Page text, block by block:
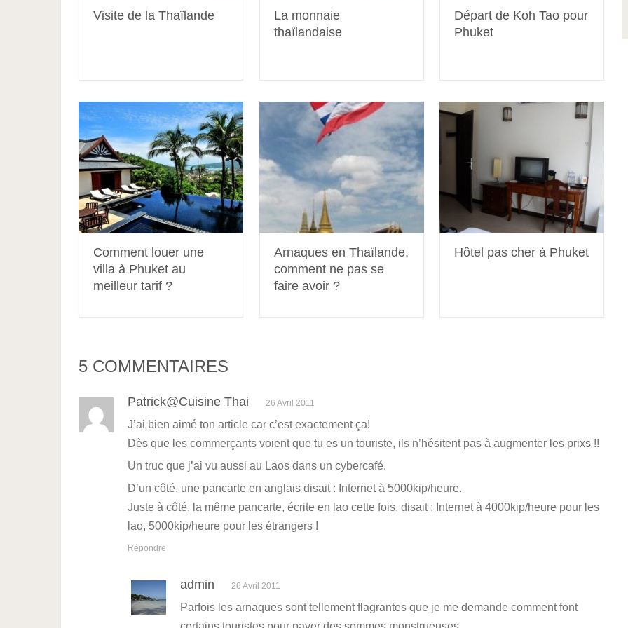
Visite de la Thaïlande
La monnaie
thaïlandaise
Départ de Koh Tao pour
Phuket
Comment louer une
villa à Phuket au
meilleur tarif ?
Arnaques en Thaïlande,
comment ne pas se
faire avoir ?
Hôtel pas cher à Phuket
5 COMMENTAIRES
Patrick@Cuisine Thai 26 Avril 2011
J’ai bien aimé ton article car c’est exactement ça!
Dès que les commerçants voient que tu es un touriste, ils n’hésitent pas à augmenter les prixs !!
Un truc que j’ai vu aussi au Laos dans un cybercafé.
D’un côté, une pancarte en anglais disait : Internet à 5000kip/heure.
Juste à côté, la même pancarte, écrite en lao cette fois, disait : Internet à 4000kip/heure pour les
lao, 5000kip/heure pour les étrangers !
Répondre
admin 26 Avril 2011
Parfois les arnaques sont tellement flagrantes que je me demande comment font